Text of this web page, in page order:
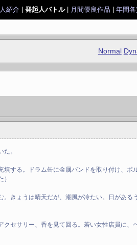
紹介| 発起人バトル| 月間優良作品 年間各
Normal
。
する。ドラム缶に金属バンドを取り付け、ボ
きょうは晴天だが、潮風が冷たい。日がある
セサリー、香を見て回る。若い女性店員に、